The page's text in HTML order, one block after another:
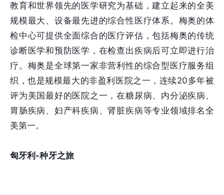
教育和世界领先的医学研究为基础，建立起来的全美
规模最大、设备最先进的综合性医疗体系。梅奥的体
检中心可提供全面综合的医疗评估，包括梅奥的传统
诊断医学和预防医学，在检查出疾病后可立即进行治
疗。梅奥是全球第一家非营利性的综合型医疗服务组
织，也是规模最大的非盈利医院之一，连续20多年被
评为美国最好的医院之一，在糖尿病、内分泌疾病、
胃肠疾病、妇产科疾病、肾脏疾病等专业领域排名全
美第一。
匈牙利-种牙之旅